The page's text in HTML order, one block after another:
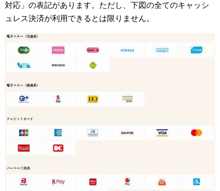
対応」の表記があります。ただし、下図の全てのキャッシ
ュレス決済が利用できるとは限りません。